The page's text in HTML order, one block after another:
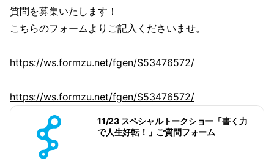
質問を募集いたします！
こちらのフォームよりご記入くださいませ。
https://ws.formzu.net/fgen/S53476572/
https://ws.formzu.net/fgen/S53476572/
11/23 スペシャルトークショー「書く力
で人生好転！」ご質問フォーム